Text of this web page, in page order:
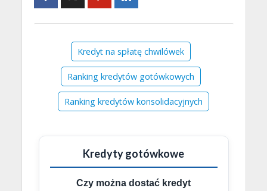
Kredyt na spłatę chwilówek
Ranking kredytów gotówkowych
Ranking kredytów konsolidacyjnych
Kredyty gotówkowe
Czy można dostać kredyt